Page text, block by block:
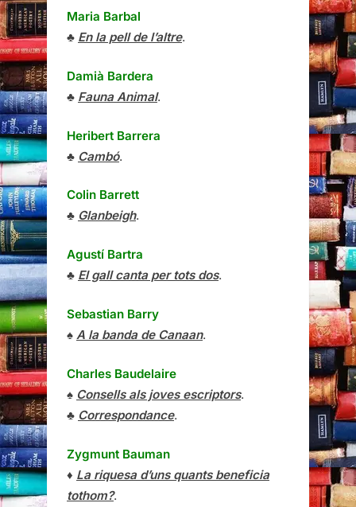
Maria Barbal
♣ En la pell de l’altre.
Damià Bardera
♣ Fauna Animal.
Heribert Barrera
♣ Cambó.
Colin Barrett
♣ Glanbeigh.
Agustí Bartra
♣ El gall canta per tots dos.
Sebastian Barry
♠ A la banda de Canaan.
Charles Baudelaire
♠ Consells als joves escriptors.
♣ Correspondance.
Zygmunt Bauman
♦ La riquesa d’uns quants beneficia
tothom?.